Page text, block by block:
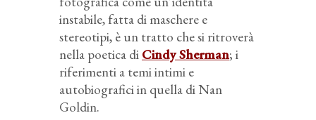
instabile, fatta di maschere e
stereotipi, è un tratto che si ritroverà
nella poetica di Cindy Sherman; i
riferimenti a temi intimi e
autobiografici in quella di Nan
Goldin.